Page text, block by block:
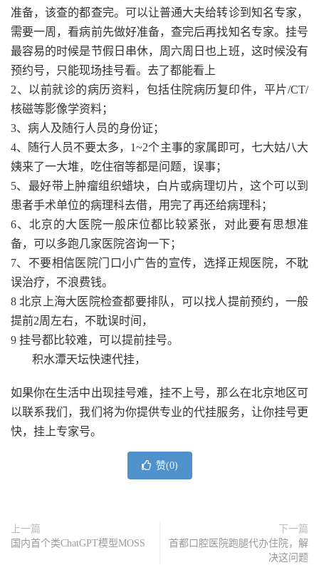
准备，该查的都查完。可以让普通大夫给转诊到知名专家，
需要一周，看病前先做好准备，查完后再找知名专家。挂号
最容易的时候是节假日串休，周六周日也上班，这时候没有
预约号，只能现场挂号看。去了都能看上
2、以前就诊的病历资料，包括住院病历复印件，平片/CT/
核磁等影像学资料；
3、病人及随行人员的身份证；
4、随行人员不要太多，1~2个主事的家属即可，七大姑八大
姨来了一大堆，吃住宿等都是问题，误事；
5、最好带上肿瘤组织蜡块，白片或病理切片，这个可以到
患者手术单位的病理科去借，用完了再还给病理科；
6、北京的大医院一般床位都比较紧张，对此要有思想准
备，可以多跑几家医院咨询一下；
7、不要相信医院门口小广告的宣传，选择正规医院，不耽
误治疗，不浪费钱。
8 北京上海大医院检查都要排队，可以找人提前预约，一般
提前2周左右，不耽误时间，
9 挂号都比较难，可以提前挂号。
积水潭天坛快速代挂，
如果你在生活中出现挂号难，挂不上号，那么在北京地区可
以联系我们，我们将为你提供专业的代挂服务，让你挂号更
快，挂上专家号。
赞(0)
上一篇
国内首个类ChatGPT模型MOSS
下一篇
首都口腔医院跑腿代办住院，解
决这问题